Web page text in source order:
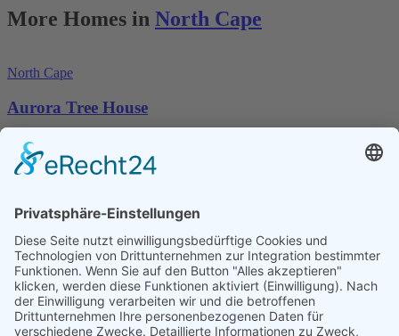
More Homes in North Cape
North Cape
Aurora Tree House
Impressum
Cookie-Einstellungen
Adresse
Herberts Immobilien GmbH
Gustav-Hertz-Straße 9
91074 Herzogenaurach